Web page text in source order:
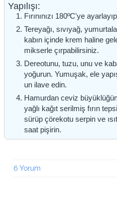
Yapılışı:
Fırınınızı 180ºC'ye
Tereyağı, sıvıyağ,
kabın içinde krem haline
mikserle çırpabilirsiniz.
Dereotunu, tuzu, unu ve
yoğurun. Yumuşak, ele
un ilave edin.
Hamurdan ceviz
yağlı kağıt serilmiş fırın
sürüp çörekotu serpin ve
saat pişirin.
6 Yorum